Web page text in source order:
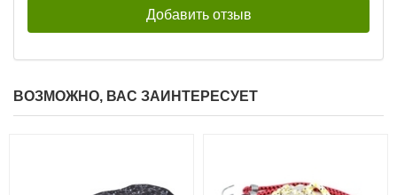
ВОЗМОЖНО, ВАС ЗАИНТЕРЕСУЕТ